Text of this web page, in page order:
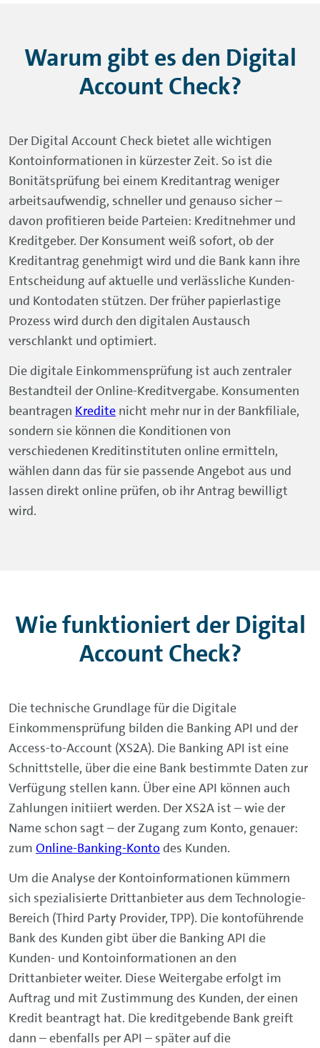
Warum gibt es den Digital
Account Check?
Der Digital Account Check bietet alle wichtigen
Kontoinformationen in kürzester Zeit. So ist die
Bonitätsprüfung bei einem Kreditantrag weniger
arbeitsaufwendig, schneller und genauso sicher –
davon profitieren beide Parteien: Kreditnehmer und
Kreditgeber. Der Konsument weiß sofort, ob der
Kreditantrag genehmigt wird und die Bank kann ihre
Entscheidung auf aktuelle und verlässliche Kunden-
und Kontodaten stützen. Der früher papierlastige
Prozess wird durch den digitalen Austausch
verschlankt und optimiert.
Die digitale Einkommensprüfung ist auch zentraler
Bestandteil der Online-Kreditvergabe. Konsumenten
beantragen Kredite nicht mehr nur in der Bankfiliale,
sondern sie können die Konditionen von
verschiedenen Kreditinstituten online ermitteln,
wählen dann das für sie passende Angebot aus und
lassen direkt online prüfen, ob ihr Antrag bewilligt
wird.
Wie funktioniert der Digital
Account Check?
Die technische Grundlage für die Digitale
Einkommensprüfung bilden die Banking API und der
Access-to-Account (XS2A). Die Banking API ist eine
Schnittstelle, über die eine Bank bestimmte Daten zur
Verfügung stellen kann. Über eine API können auch
Zahlungen initiiert werden. Der XS2A ist – wie der
Name schon sagt – der Zugang zum Konto, genauer:
zum Online-Banking-Konto des Kunden.
Um die Analyse der Kontoinformationen kümmern
sich spezialisierte Drittanbieter aus dem Technologie-
Bereich (Third Party Provider, TPP). Die kontoführende
Bank des Kunden gibt über die Banking API die
Kunden- und Kontoinformationen an den
Drittanbieter weiter. Diese Weitergabe erfolgt im
Auftrag und mit Zustimmung des Kunden, der einen
Kredit beantragt hat. Die kreditgebende Bank greift
dann – ebenfalls per API – später auf die